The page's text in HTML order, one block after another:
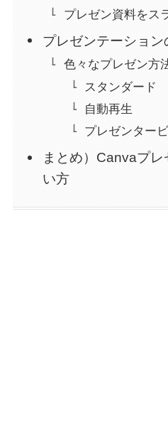
プレゼン資料をス
プレゼンテーション
色々なプレゼン方
スタンダード
自動再生
プレゼンター
まとめ）Canvaプ
い方